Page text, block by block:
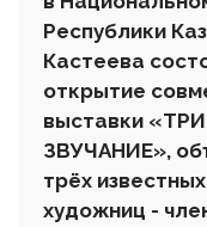
Республики
Кастеева
открытие
выставки
ЗВУЧАНИЕ»,
трёх
художниц -